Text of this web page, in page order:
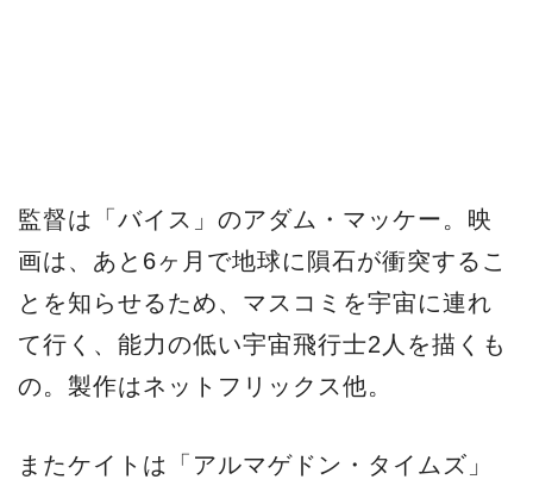
監督は「バイス」のアダム・マッケー。映
画は、あと6ヶ月で地球に隕石が衝突するこ
とを知らせるため、マスコミを宇宙に連れ
て行く、能力の低い宇宙飛行士2人を描くも
の。製作はネットフリックス他。
またケイトは「アルマゲドン・タイムズ」